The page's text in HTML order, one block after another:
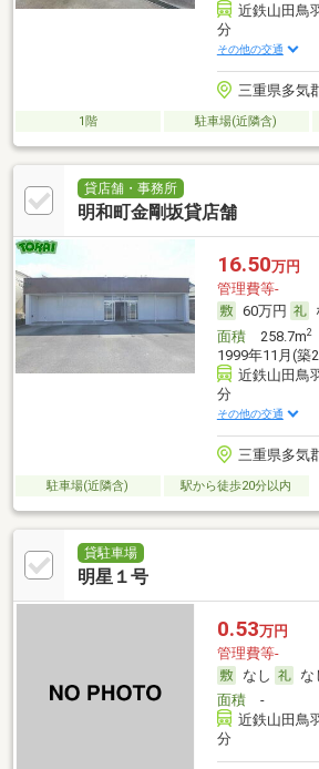
近鉄山田鳥
分
その他の交通
三重県多気
1階 駐車場(近隣含)
貸店舗・事務所
明和町金剛坂貸店舗
16.50万円
管理費等-
60万円
面積258.7m2
1999年11月(築
近鉄山田鳥
分
その他の交通
三重県多気
駐車場(近隣含) 駅から徒歩20分以内
貸駐車場
明星１号
0.53万円
管理費等-
なし
な
面積-
近鉄山田鳥
分